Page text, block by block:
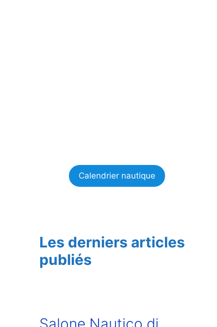
Calendrier nautique
Les derniers articles
publiés
Salone Nautico di